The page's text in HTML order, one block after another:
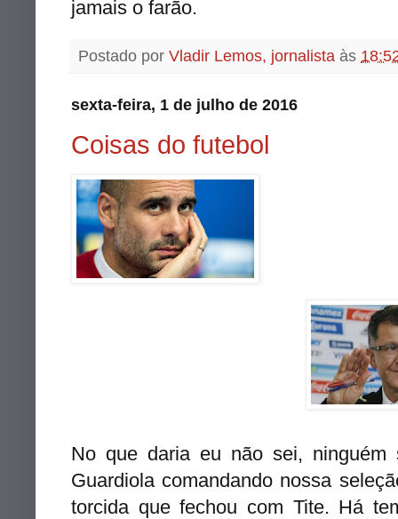
jamais o farão.
Postado por Vladir Lemos, jornalista às
sexta-feira, 1 de julho de 2016
Coisas do futebol
No que daria eu não sei,
Guardiola comandando nossa
torcida que fechou com Tite. Há